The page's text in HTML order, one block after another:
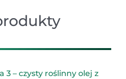
3 – czysty roślinny olej z